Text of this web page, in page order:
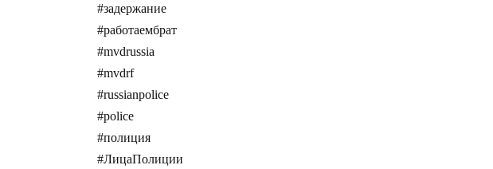
#задержание
#работаембрат
#mvdrussia
#mvdrf
#russianpolice
#police
#полиция
#ЛицаПолиции